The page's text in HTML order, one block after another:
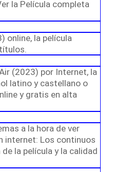
la Película completa
online, la película
(2023) por Internet, la
latino y castellano o
y gratis en alta
a la hora de ver
internet: Los continuos
la película y la calidad